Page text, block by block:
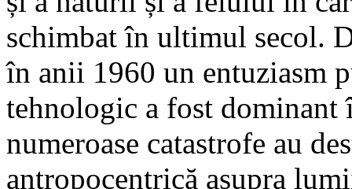
schimbat în ultimul secol.
în anii 1960 un entuziasm
tehnologic a fost dominant
numeroase catastrofe au
antropocentrică asupra